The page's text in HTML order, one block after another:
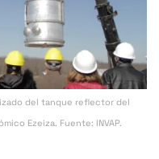
del tanque reflector del
Ezeiza. Fuente: INVAP.